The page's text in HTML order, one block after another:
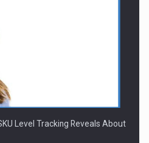
Level Tracking Reveals About